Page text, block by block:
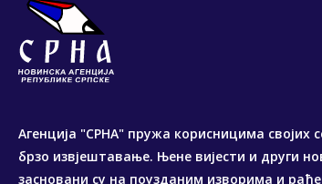
Агенција "СРНА" пружа корисницима својих
брзо извјештавање. Њене вијести и други
засновани су на поузданим изворима и